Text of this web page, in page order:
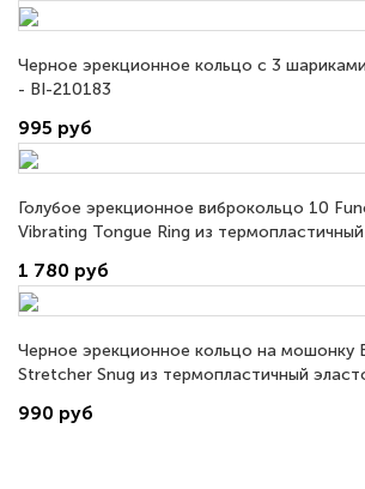
Черное эрекционное кольцо с 3
- BI-210183
995 руб
Голубое эрекционное виброкольцо 10
Vibrating Tongue Ring из
1 780 руб
Черное эрекционное кольцо на мошонку
Stretcher Snug из термопластичный
990 руб